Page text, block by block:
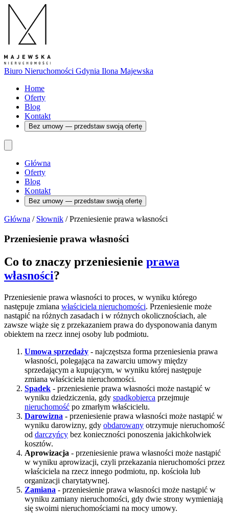
Biuro Nieruchomości Gdynia Ilona Majewska
Home
Oferty
Blog
Kontakt
Bez umowy — przedstaw swoją ofertę
Główna
Oferty
Blog
Kontakt
Bez umowy — przedstaw swoją ofertę
Główna / Słownik / Przeniesienie prawa własności
Przeniesienie prawa własności
Co to znaczy przeniesienie prawa
własności?
Przeniesienie prawa własności to proces, w wyniku którego
następuje zmiana właściciela nieruchomości. Przeniesienie może
nastąpić na różnych zasadach i w różnych okolicznościach, ale
zawsze wiąże się z przekazaniem prawa do dysponowania danym
obiektem na rzecz innej osoby lub podmiotu.
Umowa sprzedaży - najczęstsza forma przeniesienia prawa
własności, polegająca na zawarciu umowy między
sprzedającym a kupującym, w wyniku której następuje
zmiana właściciela nieruchomości.
Spadek - przeniesienie prawa własności może nastąpić w
wyniku dziedziczenia, gdy spadkobierca przejmuje
nieruchomość po zmarłym właścicielu.
Darowizna - przeniesienie prawa własności może nastąpić w
wyniku darowizny, gdy obdarowany otrzymuje nieruchomość
od darczyńcy bez konieczności ponoszenia jakichkolwiek
kosztów.
Aprowizacja - przeniesienie prawa własności może nastąpić
w wyniku aprowizacji, czyli przekazania nieruchomości przez
właściciela na rzecz innego podmiotu, np. kościoła lub
organizacji charytatywnej.
Zamiana - przeniesienie prawa własności może nastąpić w
wyniku zamiany nieruchomości, gdy dwie strony wymieniają
się swoimi nieruchomościami na mocy umowy.